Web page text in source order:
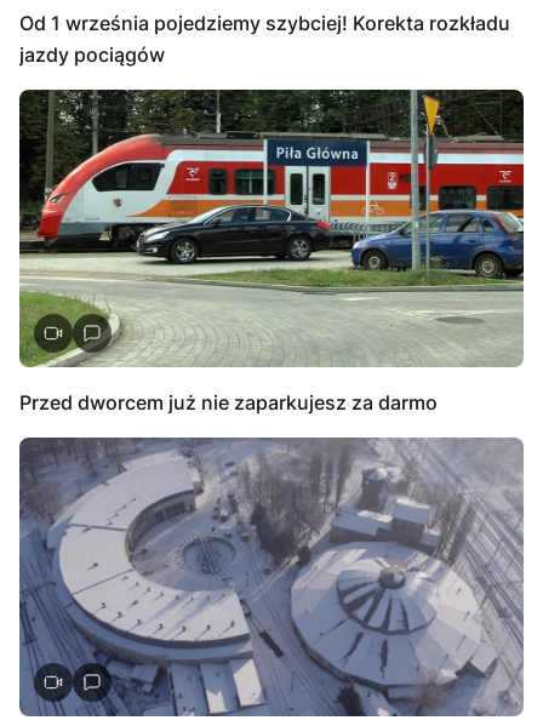
Od 1 września pojedziemy szybciej! Korekta rozkładu
jazdy pociągów
Przed dworcem już nie zaparkujesz za darmo